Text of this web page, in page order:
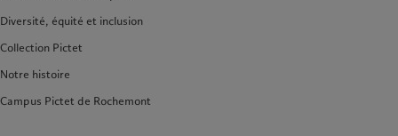
Diversité, équité et inclusion
Collection Pictet
Notre histoire
Campus Pictet de Rochemont